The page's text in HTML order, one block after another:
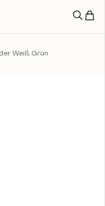
Weiß Grün